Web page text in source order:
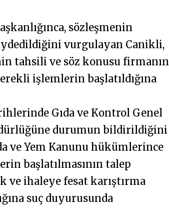
sözleşmenin
vurgulayan Canikli,
tahsili ve söz konusu firmanın
işlemlerin başlatıldığına
Gıda ve Kontrol Genel
durumun bildirildiğini
ve Yem Kanunu hükümlerince
başlatılmasının talep
ve ihaleye fesat karıştırma
suç duyurusunda